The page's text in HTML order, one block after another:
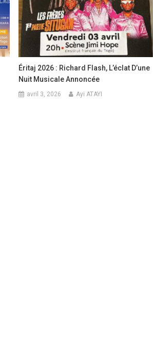
Éritaj 2026 : Richard Flash, L’éclat D’une
Nuit Musicale Annoncée
avril 3, 2026 Ayi ATAYI